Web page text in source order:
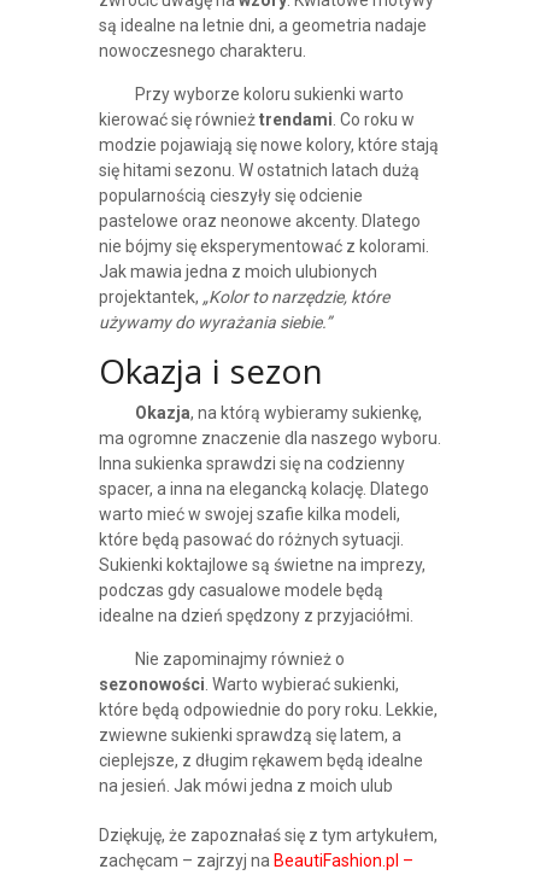
są idealne na letnie dni, a geometria nadaje
nowoczesnego charakteru.
Przy wyborze koloru sukienki warto
kierować się równieżtrendami. Co roku w
modzie pojawiają się nowe kolory, które stają
się hitami sezonu. W ostatnich latach dużą
popularnością cieszyły się odcienie
pastelowe oraz neonowe akcenty. Dlatego
nie bójmy się eksperymentować z kolorami.
Jak mawia jedna z moich ulubionych
projektantek, „Kolor to narzędzie, które
używamy do wyrażania siebie.”
Okazja i sezon
Okazja, na którą wybieramy sukienkę,
ma ogromne znaczenie dla naszego wyboru.
Inna sukienka sprawdzi się na codzienny
spacer, a inna na elegancką kolację. Dlatego
warto mieć w swojej szafie kilka modeli,
które będą pasować do różnych sytuacji.
Sukienki koktajlowe są świetne na imprezy,
podczas gdy casualowe modele będą
idealne na dzień spędzony z przyjaciółmi.
Nie zapominajmy również o
sezonowości. Warto wybierać sukienki,
które będą odpowiednie do pory roku. Lekkie,
zwiewne sukienki sprawdzą się latem, a
cieplejsze, z długim rękawem będą idealne
na jesień. Jak mówi jedna z moich ulub
Dziękuję, że zapoznałaś się z tym artykułem,
zachęcam – zajrzyj na BeautiFashion.pl –